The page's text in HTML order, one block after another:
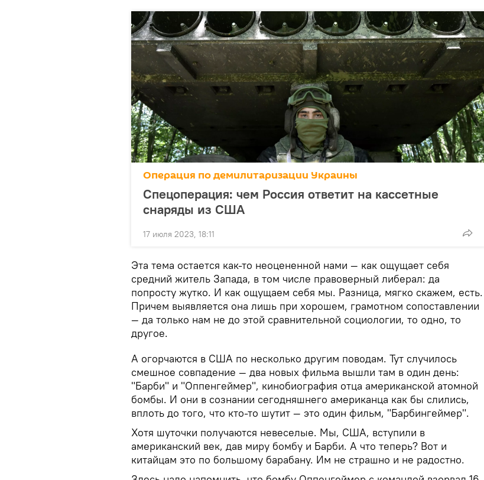
Операция по демилитаризации Украины
Спецоперация: чем Россия ответит на кассетные
снаряды из США
17 июля 2023, 18:11
Эта тема остается как-то неоцененной нами — как ощущает себя
средний житель Запада, в том числе правоверный либерал: да
попросту жутко. И как ощущаем себя мы. Разница, мягко скажем, есть.
Причем выявляется она лишь при хорошем, грамотном сопоставлении
— да только нам не до этой сравнительной социологии, то одно, то
другое.
А огорчаются в США по несколько другим поводам. Тут случилось
смешное совпадение — два новых фильма вышли там в один день:
"Барби" и "Оппенгеймер", кинобиография отца американской атомной
бомбы. И они в сознании сегодняшнего американца как бы слились,
вплоть до того, что кто-то шутит — это один фильм, "Барбингеймер".
Хотя шуточки получаются невеселые. Мы, США, вступили в
американский век, дав миру бомбу и Барби. А что теперь? Вот и
китайцам это по большому барабану. Им не страшно и не радостно.